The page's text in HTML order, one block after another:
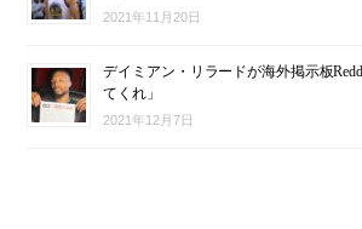
2021年11月20日
デイミアン・リラードが海外掲示板
てくれ」
2021年12月7日